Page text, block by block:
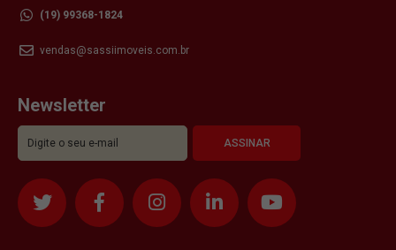
(19) 99368-1824
vendas@sassiimoveis.com.br
Newsletter